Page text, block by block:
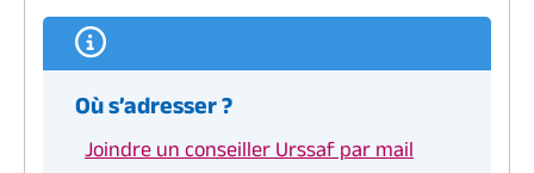
Où s’adresser ?
Joindre un conseiller Urssaf par mail